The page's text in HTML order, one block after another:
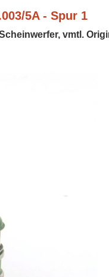
5A - Spur 1
vmtl.